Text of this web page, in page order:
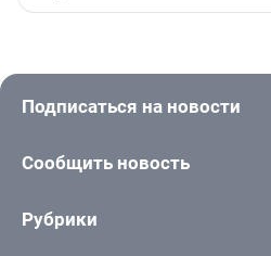
Подписаться на новости
Сообщить новость
Рубрики